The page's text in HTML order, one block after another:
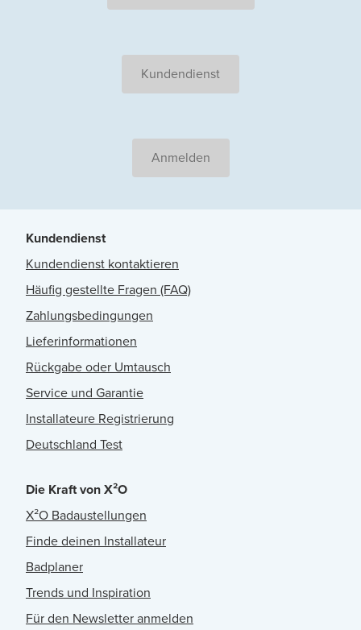
Kundendienst
Anmelden
Kundendienst
Kundendienst kontaktieren
Häufig gestellte Fragen (FAQ)
Zahlungsbedingungen
Lieferinformationen
Rückgabe oder Umtausch
Service und Garantie
Installateure Registrierung
Deutschland Test
Die Kraft von X²O
X²O Badaustellungen
Finde deinen Installateur
Badplaner
Trends und Inspiration
Für den Newsletter anmelden